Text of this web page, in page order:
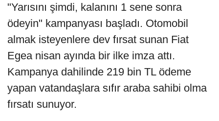
"Yarısını şimdi, kalanını 1 sene sonra
ödeyin" kampanyası başladı. Otomobil
almak isteyenlere dev fırsat sunan Fiat
Egea nisan ayında bir ilke imza attı.
Kampanya dahilinde 219 bin TL ödeme
yapan vatandaşlara sıfır araba sahibi olma
fırsatı sunuyor.